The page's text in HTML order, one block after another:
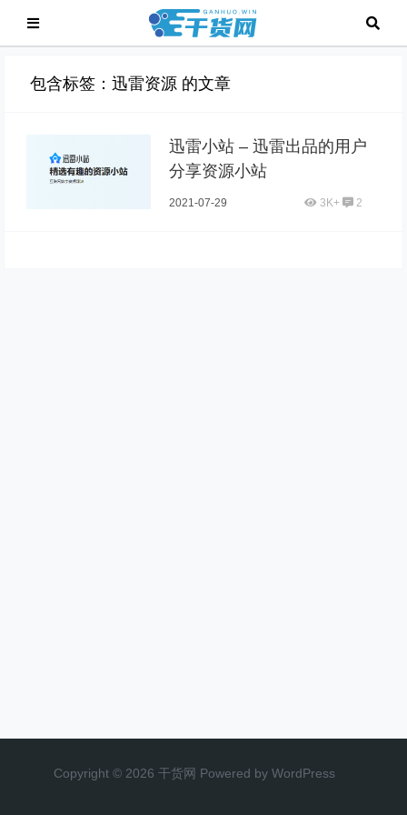
包含标签：迅雷资源 的文章
迅雷小站 – 迅雷出品的用户
分享资源小站
2021-07-29 3K+ 2
Copyright © 2026 干货网 Powered by WordPress